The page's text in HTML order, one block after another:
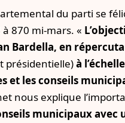
du parti se
870 mi-mars. «
Bardella, en
présidentielle)à
et les conseils
nous explique
municipaux avec